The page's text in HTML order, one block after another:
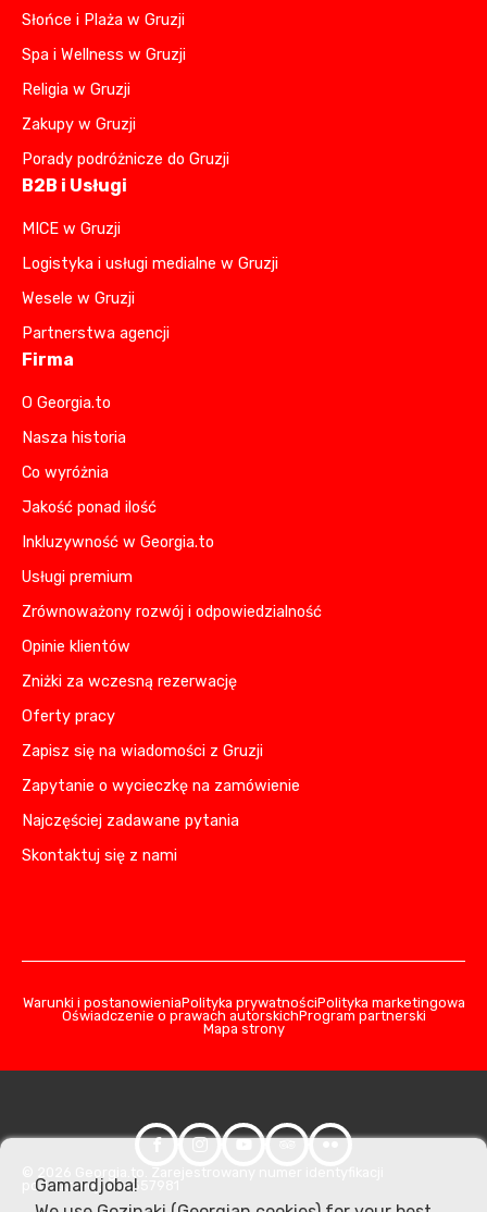
Słońce i Plaża w Gruzji
Spa i Wellness w Gruzji
Religia w Gruzji
Zakupy w Gruzji
Porady podróżnicze do Gruzji
B2B i Usługi
MICE w Gruzji
Logistyka i usługi medialne w Gruzji
Wesele w Gruzji
Partnerstwa agencji
Firma
O Georgia.to
Nasza historia
Co wyróżnia
Jakość ponad ilość
Inkluzywność w Georgia.to
Usługi premium
Zrównoważony rozwój i odpowiedzialność
Opinie klientów
Zniżki za wczesną rezerwację
Oferty pracy
Zapisz się na wiadomości z Gruzji
Zapytanie o wycieczkę na zamówienie
Najczęściej zadawane pytania
Skontaktuj się z nami
Warunki i postanowieniaPolityka prywatnościPolityka marketingowa
Oświadczenie o prawach autorskichProgram partnerski
Mapa strony
podatkowej: 406357981
Gamardjoba!